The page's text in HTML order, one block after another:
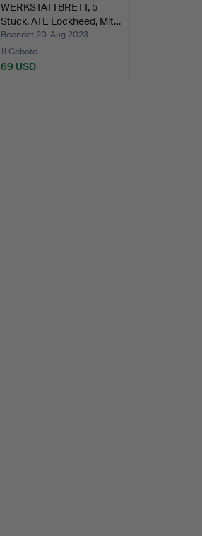
WERKSTATTBRETT, 5
Stück, ATE Lockheed, Mit…
Beendet 20. Aug 2023
11 Gebote
69 USD